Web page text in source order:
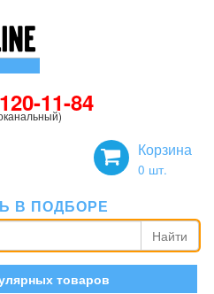
11-84
Корзина
0 шт.
В ПОДБОРЕ
Найти
товаров